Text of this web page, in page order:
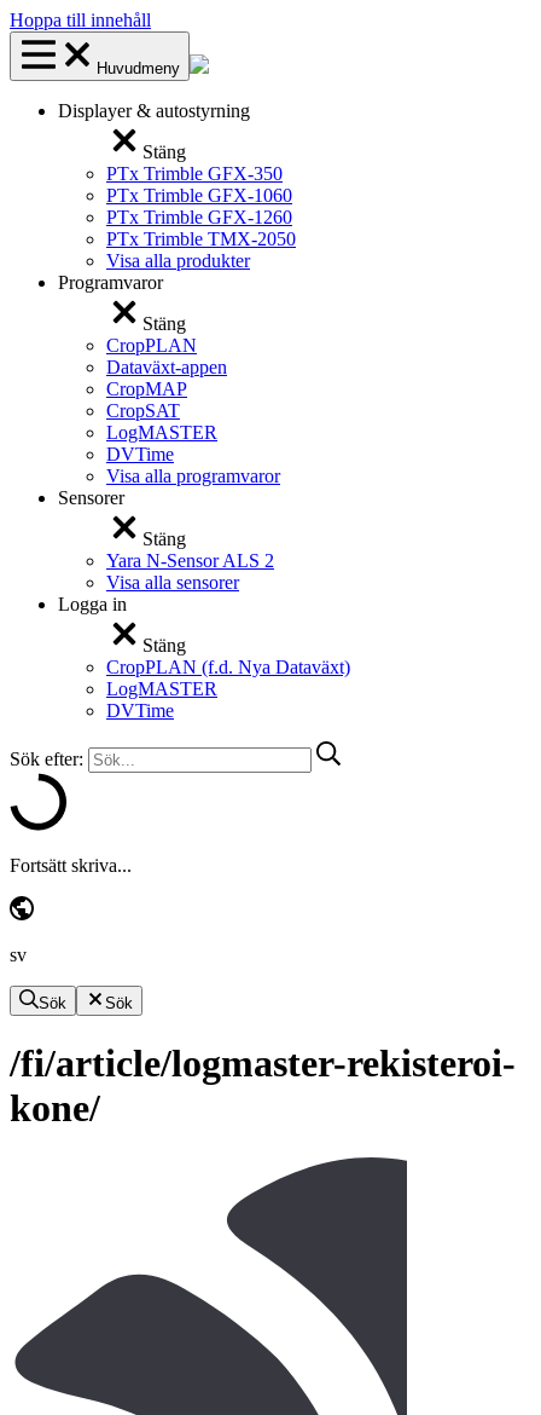
Hoppa till innehåll
Huvudmeny
Displayer & autostyrning
Stäng
PTx Trimble GFX-350
PTx Trimble GFX-1060
PTx Trimble GFX-1260
PTx Trimble TMX-2050
Visa alla produkter
Programvaror
Stäng
CropPLAN
Dataväxt-appen
CropMAP
CropSAT
LogMASTER
DVTime
Visa alla programvaror
Sensorer
Stäng
Yara N-Sensor ALS 2
Visa alla sensorer
Logga in
Stäng
CropPLAN (f.d. Nya Dataväxt)
LogMASTER
DVTime
Sök efter:
Fortsätt skriva...
sv
Sök Sök
/fi/article/logmaster-rekisteroi-
kone/